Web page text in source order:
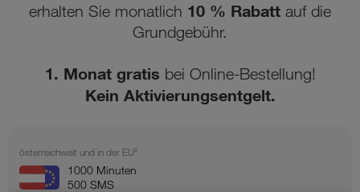
erhalten Sie monatlich 10 % Rabatt auf die
Grundgebühr.
1. Monat gratis bei Online-Bestellung!
Kein Aktivierungsentgelt.
österreichweit und in der EU²
1000 Minuten
500 SMS